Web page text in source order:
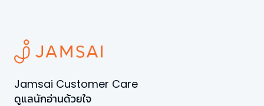
Jamsai Customer Care
ดูแลนักอ่านด้วยใจ